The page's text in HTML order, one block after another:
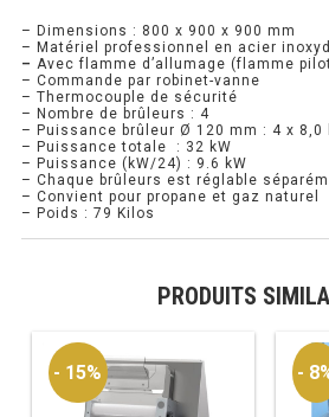
PROFONDEUR 400 VITRÉE
PROFONDEUR 300 INOX
PROFONDEUR 400 INOX
ARMOIRE RÉFRIGÉRÉE
RÉFRI / CONGÉL
– Dimensions : 800 x 900 x 900 mm
– Matériel professionnel en acier
– Avec flamme d’allumage (flamme
– Commande par robinet-vanne
– Thermocouple de sécurité
– Nombre de brûleurs : 4
– Puissance brûleur Ø 120 mm : 4 x 8,0
– Puissance totale : 32 kW
– Puissance (kW/24) : 9.6 kW
– Chaque brûleurs est réglable
– Convient pour propane et gaz naturel
– Poids : 79 Kilos
PRODUITS
- 15% -